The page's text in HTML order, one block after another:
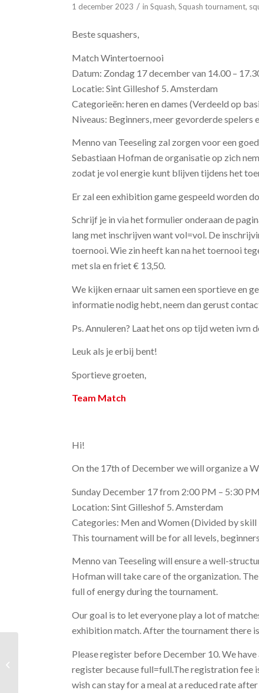
1 december 2023 / in Squash, Squash tournament,
Beste squashers,
Match Wintertoernooi
Datum: Zondag 17 december van 14.00 –
Locatie: Sint Gilleshof 5. Amsterdam
Categorieën: heren en dames (Verdeeld op
Niveaus: Beginners, meer gevorderde spelers
Menno van Teeseling zal zorgen voor een
Sebastiaan Hofman de organisatie op zich
zodat je vol energie kunt blijven tijdens het
Er zal een exhibition game gespeeld worden
Schrijf je in via het formulier onderaan de
lang met inschrijven want vol=vol. De
toernooi. Wie zin heeft kan na het toernooi
met sla en friet € 13,50.
We kijken ernaar uit samen een sportieve en
informatie nodig hebt, neem dan gerust
Ps. Annuleren? Laat het ons op tijd weten ivm
Leuk als je erbij bent!
Sportieve groeten,
Team Match
Hi!
On the 17th of December we will organize a
Sunday December 17 from 2:00 PM – 5:30
Location: Sint Gilleshof 5. Amsterdam
Categories: Men and Women (Divided by skill
This tournament will be for all levels,
Menno van Teeseling will ensure a well-
Hofman will take care of the organization.
full of energy during the tournament.
Our goal is to let everyone play a lot of
exhibition match. After the tournament there
Please register before December 10. We
register because full=full.The registration fee
wish can stay for a meal at a reduced rate
Personal training